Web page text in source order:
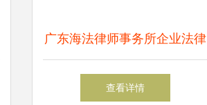
广东海法律师事务所企业法律
服务产品——信息咨询服务
查看详情